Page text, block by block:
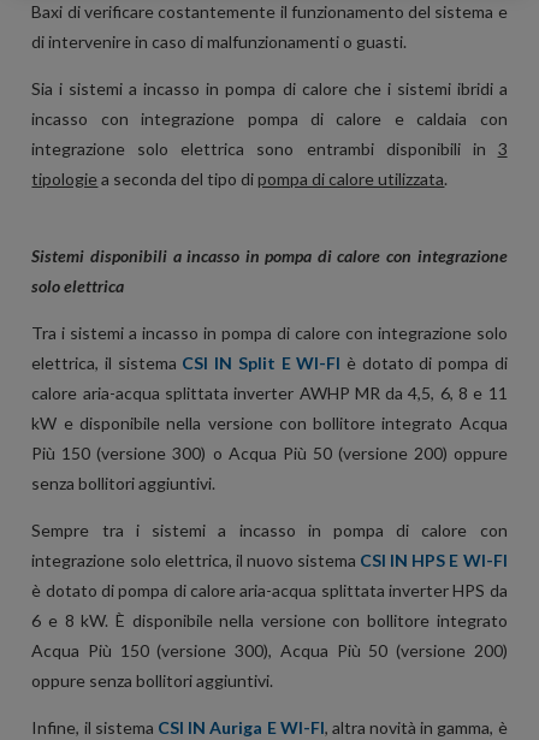
Baxi di verificare costantemente il funzionamento del sistema e
di intervenire in caso di malfunzionamenti o guasti.
Sia i sistemi a incasso in pompa di calore che i sistemi ibridi a
incasso con integrazione pompa di calore e caldaia con
integrazione solo elettrica sono entrambi disponibili in 3
tipologie a seconda del tipo dipompa di calore utilizzata.
Sistemi disponibili a incasso in pompa di calore con integrazione
solo elettrica
Tra i sistemi a incasso in pompa di calore con integrazione solo
elettrica, il sistema CSI IN Split E WI-FI è dotato di pompa di
calore aria-acqua splittata inverter AWHP MR da 4,5, 6, 8 e 11
kW e disponibile nella versione con bollitore integrato Acqua
Più 150 (versione 300) o Acqua Più 50 (versione 200) oppure
senza bollitori aggiuntivi.
Sempre tra i sistemi a incasso in pompa di calore con
integrazione solo elettrica, il nuovo sistema CSI IN HPS E WI-FI
è dotato dipompa di calore aria-acqua splittata inverter HPS da
6 e 8 kW. È disponibile nella versione con bollitore integrato
Acqua Più 150 (versione 300), Acqua Più 50 (versione 200)
oppure senza bollitori aggiuntivi.
Infine, il sistema CSI IN Auriga E WI-FI, altra novità in gamma, è